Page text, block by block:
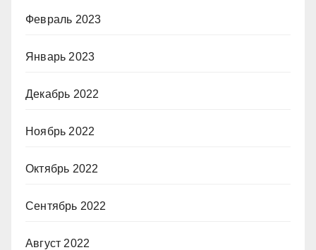
Февраль 2023
Январь 2023
Декабрь 2022
Ноябрь 2022
Октябрь 2022
Сентябрь 2022
Август 2022